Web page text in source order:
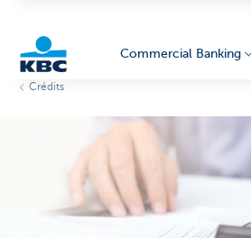
Commercial Banking
Crédits